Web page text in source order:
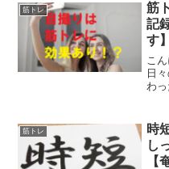
筋トレ
筋
記
す】
こ
日
わ
撮
み
筋トレ
時
し
【